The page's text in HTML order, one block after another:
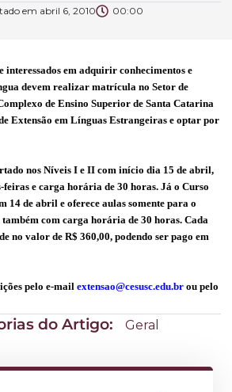
em abril 6, 2010 00:00
interessados em adquirir conhecimentos e
devem realizar matrícula no Setor de
de Ensino Superior de Santa Catarina
Extensão em Línguas Estrangeiras e optar por
nos Níveis I e II com início dia 15 de abril,
feiras e carga horária de 30 horas. Já o Curso
14 de abril e oferece aulas somente para o
com carga horária de 30 horas. Cada
no valor de R$ 360,00, podendo ser pago em
pelo e-mail extensao@cesusc.edu.br ou pelo
do Artigo: Geral